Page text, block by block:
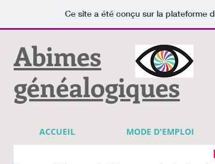
Ce site a été conçu sur la plateforme
Abimes
généalogiques
ACCUEIL MODE D'EMPLOI